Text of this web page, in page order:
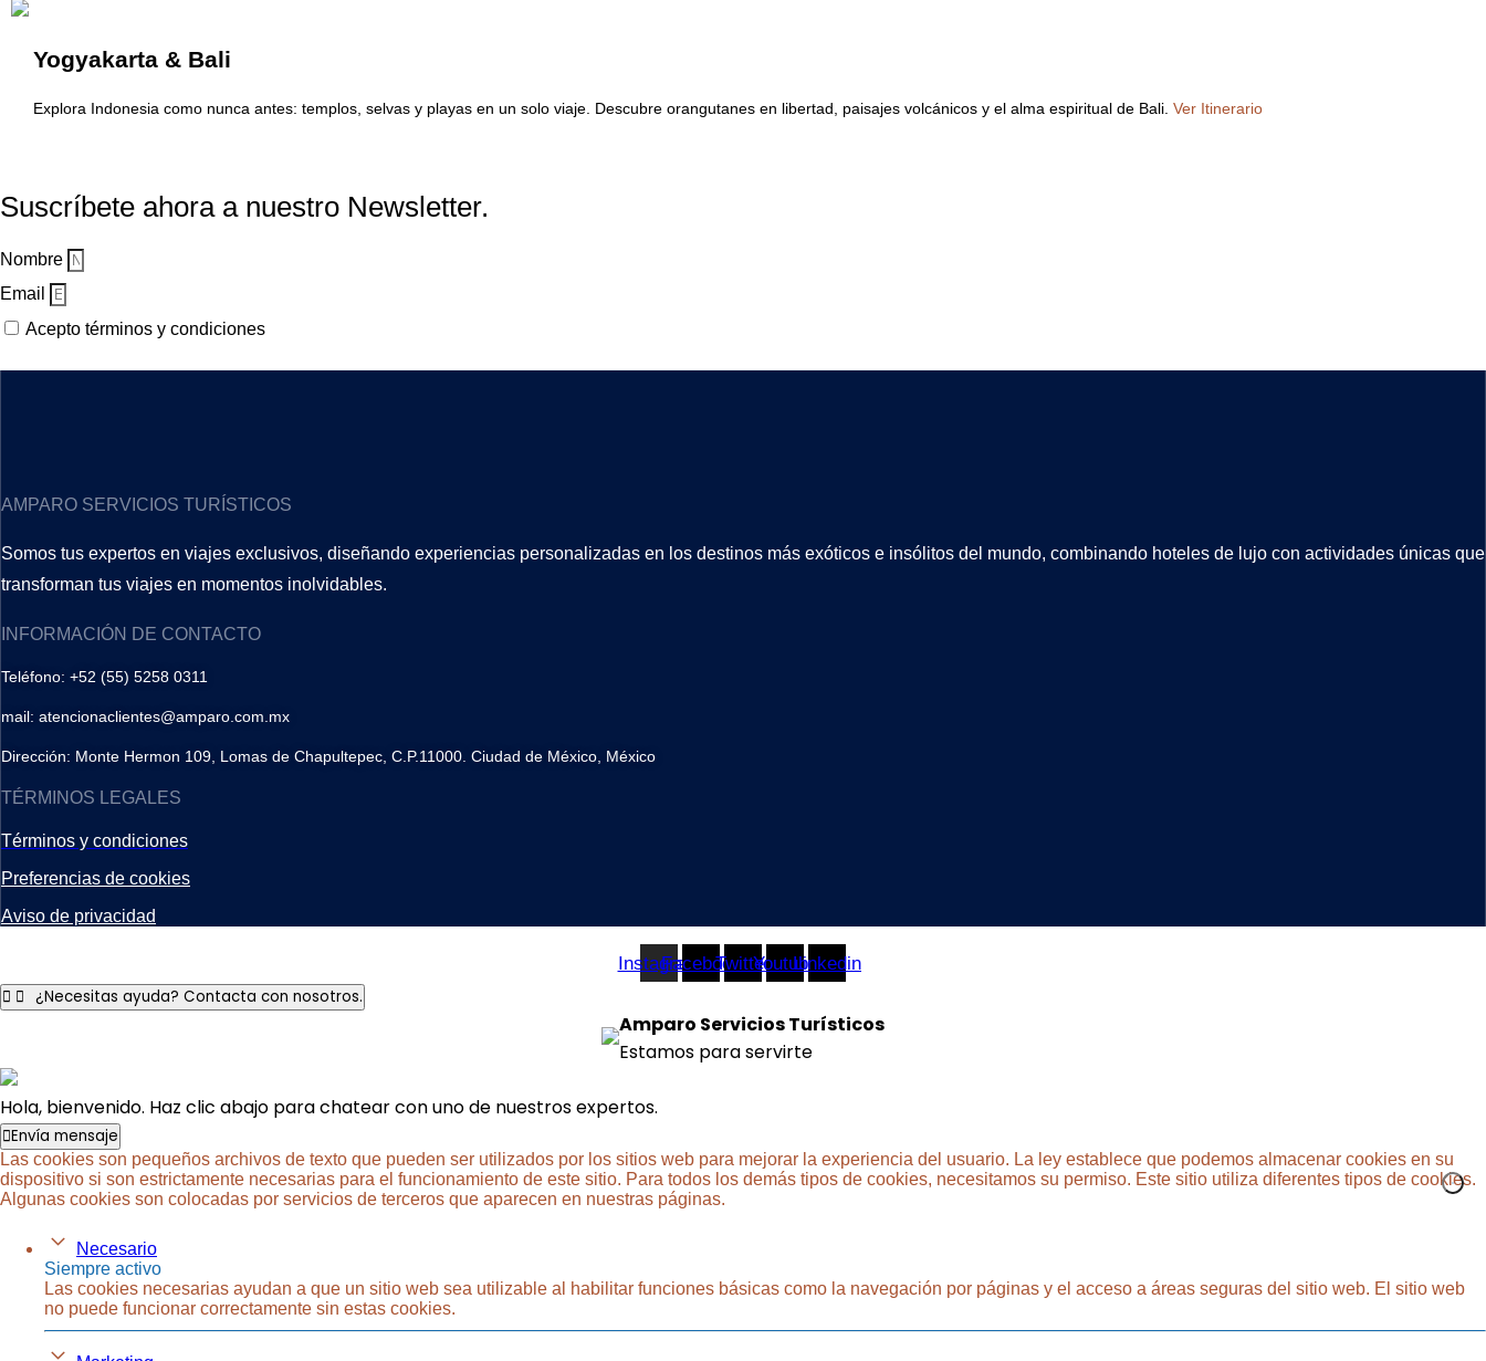
Yogyakarta & Bali
Explora Indonesia como nunca antes: templos, selvas y playas en un solo viaje. Descubre orangutanes en libertad, paisajes volcánicos y el alma espiritual de Bali. Ver Itinerario
Suscríbete ahora a nuestro Newsletter.
Nombre
Email
Acepto términos y condiciones
AMPARO SERVICIOS TURÍSTICOS
Somos tus expertos en viajes exclusivos, diseñando experiencias personalizadas en los destinos más exóticos e insólitos del mundo, combinando hoteles de lujo con actividades únicas que
transforman tus viajes en momentos inolvidables.
INFORMACIÓN DE CONTACTO
Teléfono: +52 (55) 5258 0311
mail: atencionaclientes@amparo.com.mx
Dirección: Monte Hermon 109, Lomas de Chapultepec, C.P.11000. Ciudad de México, México
TÉRMINOS LEGALES
Términos y condiciones
Preferencias de cookies
Aviso de privacidad
InstagramFacebookTwitterYoutubeLinkedin
¿Necesitas ayuda? Contacta con nosotros.
Amparo Servicios Turísticos
Estamos para servirte
Hola, bienvenido. Haz clic abajo para chatear con uno de nuestros expertos.
Envía mensaje
Las cookies son pequeños archivos de texto que pueden ser utilizados por los sitios web para mejorar la experiencia del usuario. La ley establece que podemos almacenar cookies en su
dispositivo si son estrictamente necesarias para el funcionamiento de este sitio. Para todos los demás tipos de cookies, necesitamos su permiso. Este sitio utiliza diferentes tipos de cookies.
Algunas cookies son colocadas por servicios de terceros que aparecen en nuestras páginas.
Necesario
Siempre activo
Las cookies necesarias ayudan a que un sitio web sea utilizable al habilitar funciones básicas como la navegación por páginas y el acceso a áreas seguras del sitio web. El sitio web
no puede funcionar correctamente sin estas cookies.